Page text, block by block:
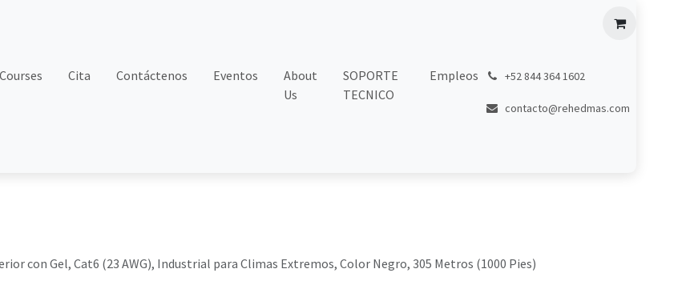
Courses Cita Contáctenos Eventos
About
Us
SOPORTE
TECNICO
Empleos +52 844 364 1602
contacto@rehedmas.com
con Gel, Cat6 (23 AWG), Industrial para Climas Extremos, Color Negro, 305 Metros (1000 Pies)